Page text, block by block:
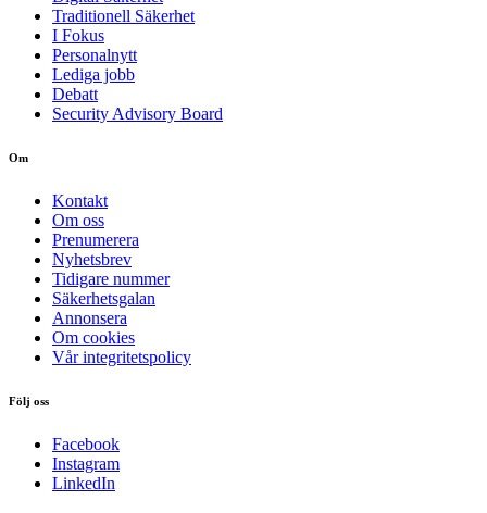
Traditionell Säkerhet
I Fokus
Personalnytt
Lediga jobb
Debatt
Security Advisory Board
Om
Kontakt
Om oss
Prenumerera
Nyhetsbrev
Tidigare nummer
Säkerhetsgalan
Annonsera
Om cookies
Vår integritetspolicy
Följ oss
Facebook
Instagram
LinkedIn